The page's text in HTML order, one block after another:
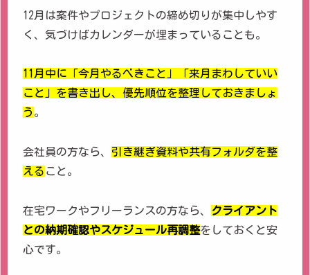
12月は案件やプロジェクトの締め切りが集中しやす
く、気づけばカレンダーが埋まっていることも。
11月中に「今月やるべきこと」「来月まわしていい
こと」を書き出し、優先順位を整理しておきましょ
う 。
会社員の方なら、 引き継ぎ資料や共有フォルダを整
える こと。
在宅ワークやフリーランスの方なら、
クライアント
との納期確認やスケジュール再調整をしておくと安
心です。